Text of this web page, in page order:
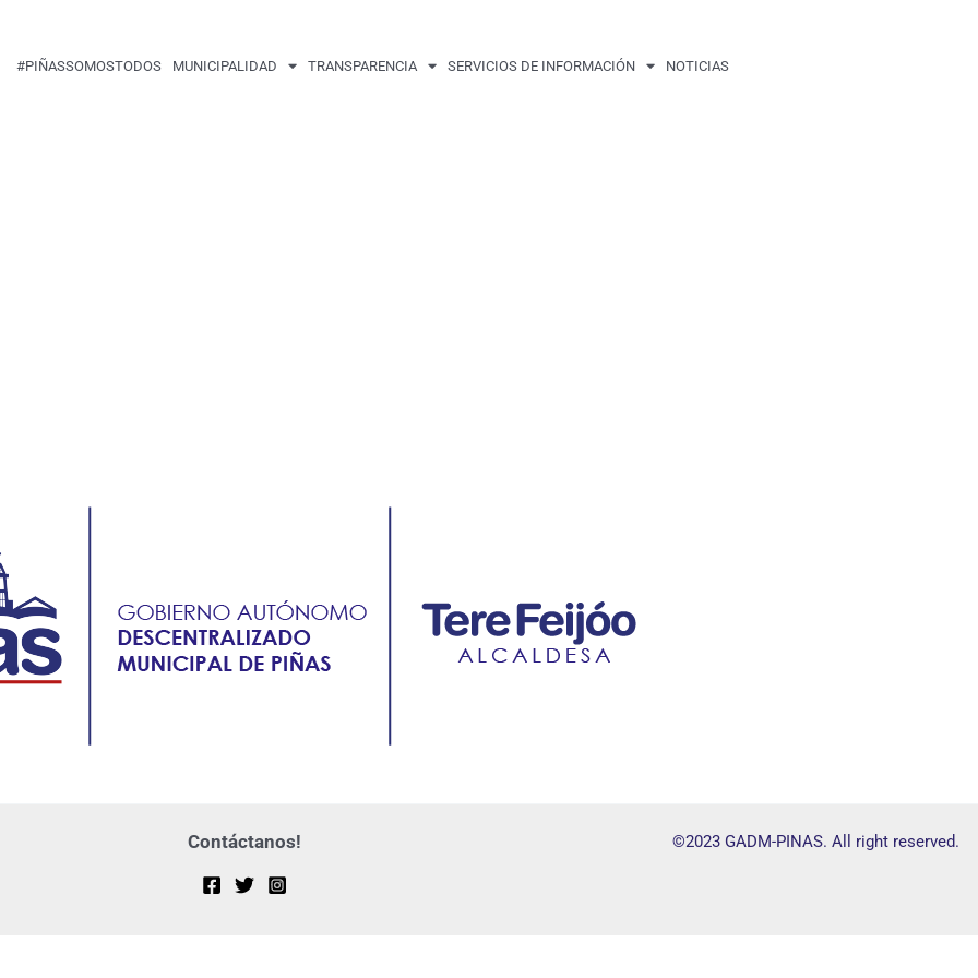
#PIÑASSOMOSTODOS MUNICIPALIDAD TRANSPARENCIA SERVICIOS DE INFORMACIÓN NOTICIAS
Contáctanos! ©2023 GADM-PINAS. All right reserved.